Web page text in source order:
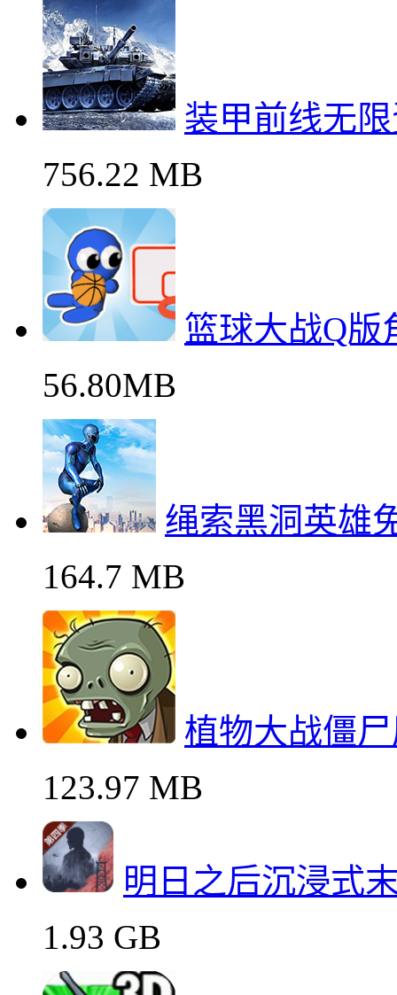
装甲前线无
756.22 MB
篮球大战Q版
56.80MB
绳索黑洞英雄
164.7 MB
植物大战僵
123.97 MB
明日之后沉浸式
1.93 GB